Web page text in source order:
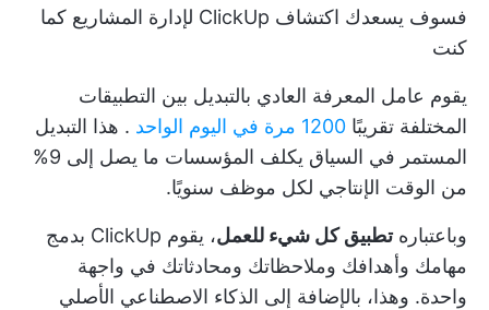
فسوف يسعدك اكتشاف ClickUp لإدارة المشاريع
كما
كنت
يقوم عامل المعرفة العادي بالتبديل بين التطبيقات
المختلفة تقريبًا 1200 مرة في اليوم الواحد
. هذا التبديل
المستمر في السياق يكلف المؤسسات ما يصل إلى 9%
من الوقت الإنتاجي لكل موظف سنويًا.
وباعتبارهتطبيق كل شيء للعمل
، يقوم ClickUp بدمج
مهامك وأهدافك وملاحظاتك ومحادثاتك في واجهة
واحدة. وهذا، بالإضافة إلى الذكاء الاصطناعي الأصلي